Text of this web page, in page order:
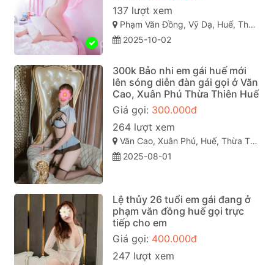
137 lượt xem
Phạm Văn Đồng, Vỹ Dạ, Huế, Thừa Thiên Huế
2025-10-02
300k Bảo nhi em gái huế mới
lên sóng diễn đàn gái gọi ở Văn
Cao, Xuân Phú Thừa Thiên Huế
Giá gọi: 300.000đ
264 lượt xem
Văn Cao, Xuân Phú, Huế, Thừa Thiên Huế
2025-08-01
Lệ thủy 26 tuổi em gái đang ở
phạm văn đồng huế gọi trực
tiếp cho em
Giá gọi: 400.000đ
247 lượt xem